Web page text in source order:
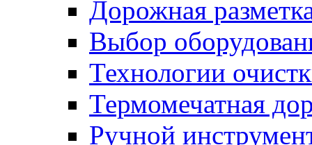
Дорожная
Выбор
Технологии
Термомечатная
Ручной